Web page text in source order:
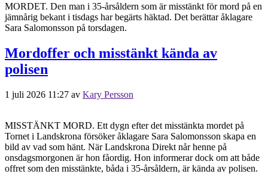
MORDET. Den man i 35-årsåldern som är misstänkt för mord på en
jämnårig bekant i tisdags har begärts häktad. Det berättar åklagare
Sara Salomonsson på torsdagen.
Mordoffer och misstänkt kända av
polisen
1 juli 2026 11:27 av Kary Persson
MISSTÄNKT MORD. Ett dygn efter det misstänkta mordet på
Tornet i Landskrona försöker åklagare Sara Salomonsson skapa en
bild av vad som hänt. När Landskrona Direkt når henne på
onsdagsmorgonen är hon fåordig. Hon informerar dock om att både
offret som den misstänkte, båda i 35-årsåldern, är kända av polisen.